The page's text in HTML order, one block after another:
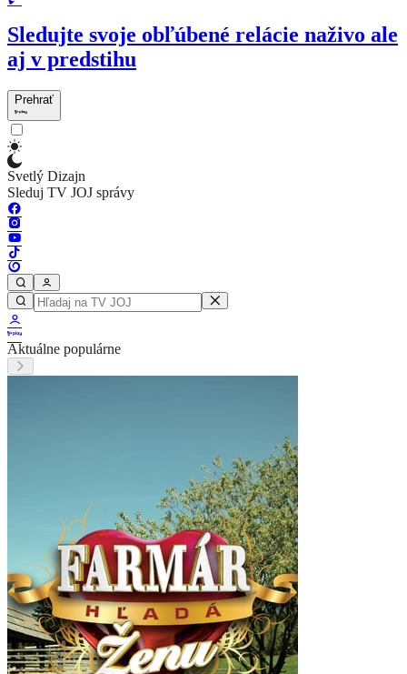
Sledujte svoje obľúbené relácie naživo ale
aj v predstihu
Prehrať
Svetlý Dizajn
Sleduj TV JOJ správy
Aktuálne populárne